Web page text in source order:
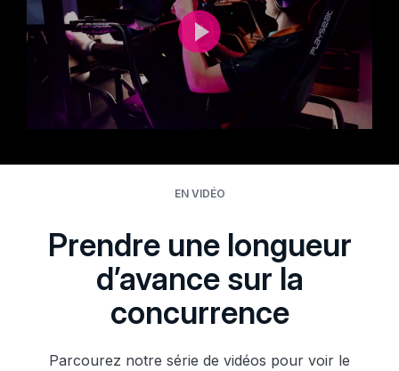
EN VIDÉO
Prendre une longueur
d’avance sur la
concurrence
Parcourez notre série de vidéos pour voir le